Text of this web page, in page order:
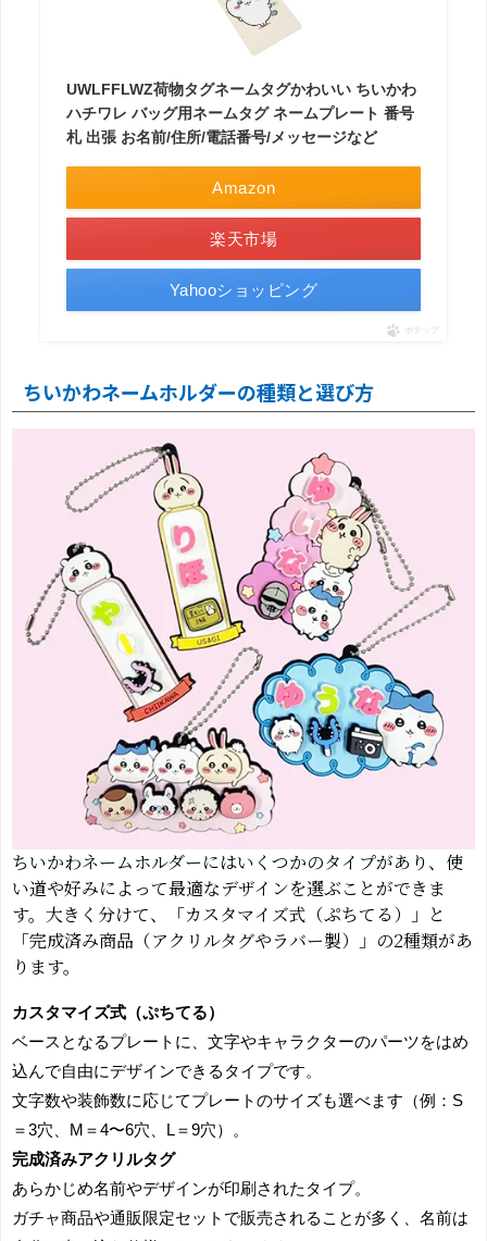
UWLFFLWZ荷物タグネームタグかわいい ちいかわ
ハチワレ バッグ用ネームタグ ネームプレート 番号
札 出張 お名前/住所/電話番号/メッセージなど
Amazon
楽天市場
Yahooショッピング
ポチップ
ちいかわネームホルダーの種類と選び方
ちいかわネームホルダーにはいくつかのタイプがあり、使
い道や好みによって最適なデザインを選ぶことができま
す。大きく分けて、「カスタマイズ式（ぷちてる）」と
「完成済み商品（アクリルタグやラバー製）」の2種類があ
ります。
カスタマイズ式（ぷちてる）
ベースとなるプレートに、文字やキャラクターのパーツをはめ
込んで自由にデザインできるタイプです。
文字数や装飾数に応じてプレートのサイズも選べます（例：S
＝3穴、M＝4〜6穴、L＝9穴）。
完成済みアクリルタグ
あらかじめ名前やデザインが印刷されたタイプ。
ガチャ商品や通販限定セットで販売されることが多く、名前は